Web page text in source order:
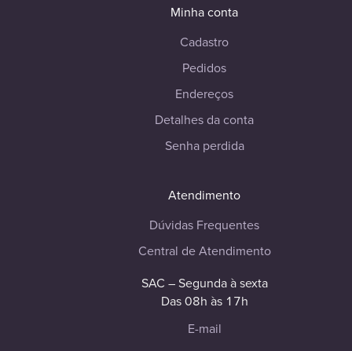
Minha conta
Cadastro
Pedidos
Endereços
Detalhes da conta
Senha perdida
Atendimento
Dúvidas Frequentes
Central de Atendimento
SAC – Segunda à sexta
Das 08h às 17h
E-mail